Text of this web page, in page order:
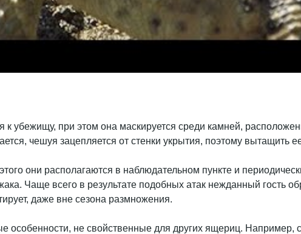
к убежищу, при этом она маскируется среди камней,
чешуя зацепляется от стенки укрытия, поэтому вытащить
они располагаются в наблюдательном пункте и
Чаще всего в результате подобных атак нежданный гость
даже вне сезона размножения.
особенности, не свойственные для других ящериц. Например,